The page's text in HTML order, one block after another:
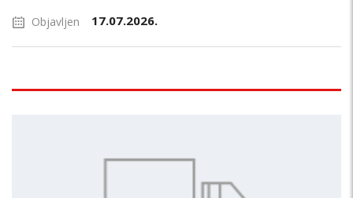
Objavljen 17.07.2026.